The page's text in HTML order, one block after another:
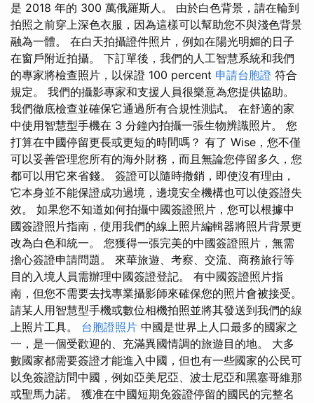
是 2018 年的 300 萬俄羅斯人。 由於白色背景，請在輪到
拍照之前穿上深色衣服，因為這樣可以幫助您不與淺色背景
融為一體。 在白天拍攝證件照片，例如在陽光明媚的日子
在窗戶附近拍攝。 下訂單後，我們的人工智慧系統和我們
的專家將檢查照片，以保證 100 percent 申請台胞證 符合
規定。 我們的攝影專家和支援人員很樂意為您提供協助。
我們徹底檢查並確保它通過所有合規性測試。 在舒適的家
中使用智慧型手機在 3 分鐘內拍攝一張生物辨識照片。 您
打算在中國停留更長或更短的時間嗎？ 有了 Wise，您不僅
可以妥善管理您所有的海外財務，而且無論您停留多久，您
都可以用它來省錢。 簽證可以隨時撤銷，即使沒有理由，
它本身並不能保證成功過境，邊境安全機構也可以使簽證失
效。 如果您不知道如何拍攝中國簽證照片，您可以根據中
國簽證照片指南，使用我們的線上照片編輯器將照片背景更
改為白色和統一。 您獲得一張完美的中國簽證照片，無需
擔心簽證申請問題。 來華旅遊、考察、交流、商務旅行等
目的入境人員需辦理中國簽證登記。 有中國簽證照片指
南，但您不需要去找專業攝影師來確保您的照片會被接受。
請某人用智慧型手機或數位相機拍照並將其發送到我們的線
上照片工具。 台胞證照片 中國是世界上人口最多的國家之
一，是一個受歡迎的、充滿異國情調的旅遊目的地。 大多
數國家都需要簽證才能進入中國，但也有一些國家的公民可
以免簽證訪問中國，例如亞美尼亞、波士尼亞和黑塞哥維那
或聖馬力諾。 獲准在中國短期免簽證停留的國民的完整名